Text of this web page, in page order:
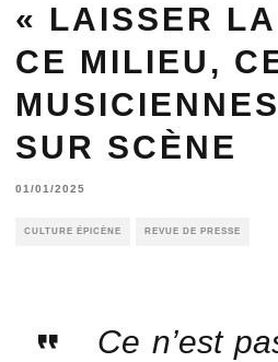
« LAISSER
CE MILIEU,
SUR SCÈNE
01/01/2025
CULTURE ÉPICÈNE REVUE DE PRESSE
Ce n’est